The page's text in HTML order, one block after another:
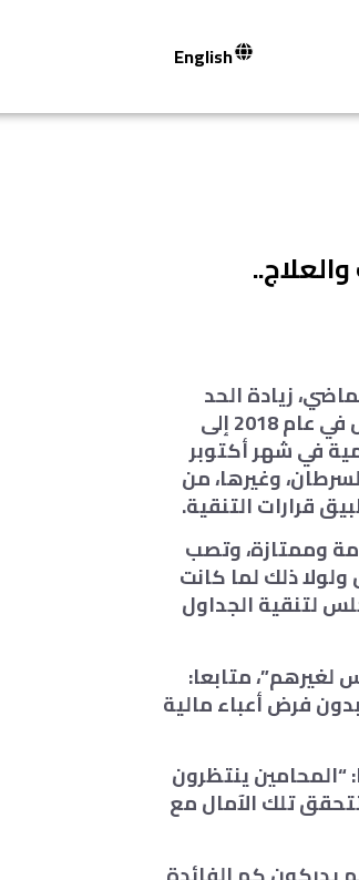
English
زيادة الحد
الأقصى للمعاش في 2019 إلى 2000 جنية، بدلا من 1920، على أن تصل في عام 2018 إلى
العمومية في شهر أكتوبر
وغيرها، من
وممتازة، وتصب
ذلك لما كانت
لتنقية الجداول
متابعا:
فرض أعباء مالية
ينتظرون
تلك الآمال مع